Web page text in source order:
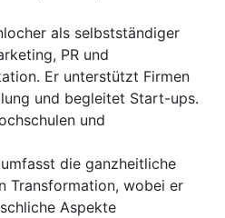
als selbstständiger
PR und
Er unterstützt Firmen
und begleitet Start-ups.
und
die ganzheitliche
Transformation, wobei er
Aspekte